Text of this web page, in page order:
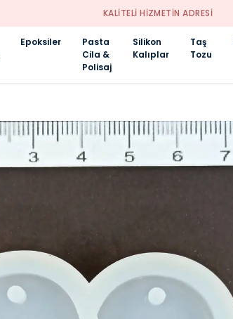
KALİTELİ HİZMETİN ADRESİ
Epoksiler
Pasta
Cila &
Polisaj
Silikon
Kalıplar
Taş
Tozu